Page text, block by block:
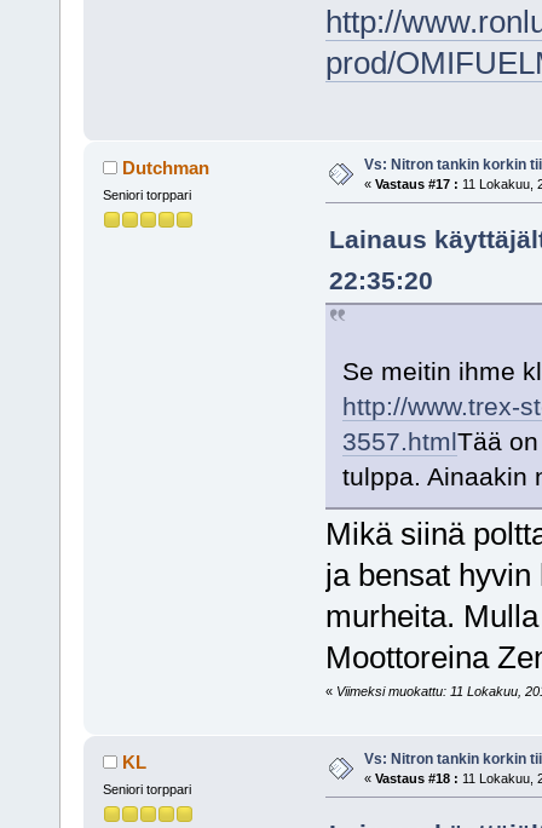
http://
prod/
Dutchman
Seniori torppari
Vs: Nitron tankin korkin
« Vastaus #17 : 11 Lokakuu,
Lainaus
22:35:20
Se meitin ihme
http://www.trex-
3557.htmlTää
tulppa. Ainaakin
Mikä siinä
ja bensat
murheita.
Moottoreina
« Viimeksi muokattu: 11 Lokakuu,
KL
Seniori torppari
Vs: Nitron tankin korkin
« Vastaus #18 : 11 Lokakuu,